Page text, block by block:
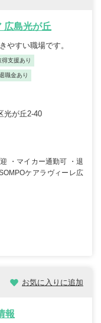
広島光が丘
やすい職場です。
得支援あり
職金あり
光が丘2-40
・マイカー通勤可 ・退
ケアラヴィーレ広
お気に入りに追加
報